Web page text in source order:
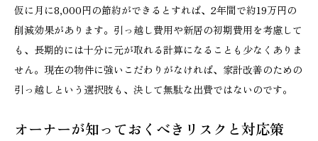
仮に月に8,000円の節約ができるとすれば、2年間で約19万円の
削減効果があります。引っ越し費用や新居の初期費用を考慮して
も、長期的には十分に元が取れる計算になることも少なくありま
せん。現在の物件に強いこだわりがなければ、家計改善のための
引っ越しという選択肢も、決して無駄な出費ではないのです。
オーナーが知っておくべきリスクと対応策